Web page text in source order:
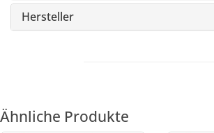
Hersteller
Ähnliche Produkte